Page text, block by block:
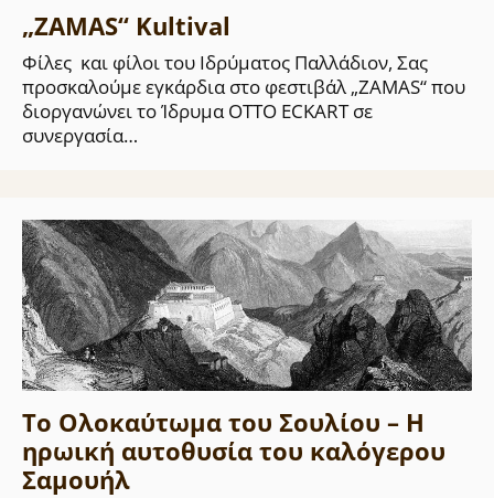
„ZAMAS“ Kultival
Φίλες και φίλοι του Ιδρύματος Παλλάδιον, Σας
προσκαλούμε εγκάρδια στο φεστιβάλ „ZAMAS“ που
διοργανώνει το Ίδρυμα OTTO ECKART σε
συνεργασία…
Το Ολοκαύτωμα του Σουλίου – Η
ηρωική αυτοθυσία του καλόγερου
Σαμουήλ